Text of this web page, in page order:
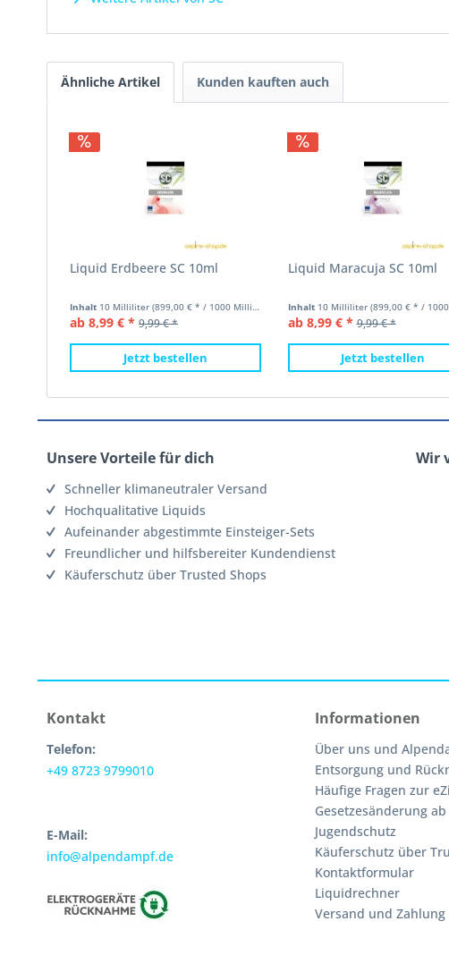
Ähnliche Artikel Kunden kauften auch
Liquid Erdbeere SC 10ml
Inhalt 10 Milliliter (899,00 € * / 1000 Milliliter)
ab 8,99 € * 9,99 € *
Jetzt bestellen
Liquid Maracuja SC 10ml
Inhalt 10 Milliliter (899,00 € * / 1000
ab 8,99 € * 9,99 € *
Jetzt bestellen
Unsere Vorteile für dich
Schneller klimaneutraler Versand
Hochqualitative Liquids
Aufeinander abgestimmte Einsteiger-Sets
Freundlicher und hilfsbereiter Kundendienst
Käuferschutz über Trusted Shops
Wir
Kontakt
Telefon:
+49 8723 9799010
E-Mail:
info@alpendampf.de
Informationen
Über uns und
Entsorgung und
Häufige Fragen zur
Gesetzesänderung ab
Jugendschutz
Käuferschutz über
Kontaktformular
Liquidrechner
Versand und Zahlung